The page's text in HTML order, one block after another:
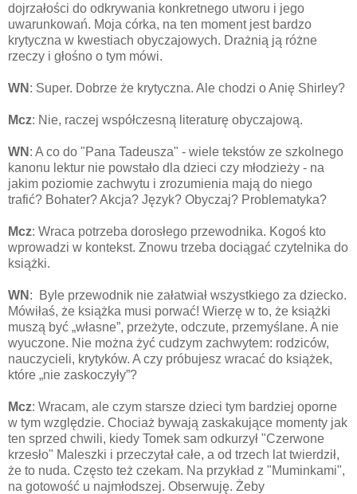
dojrzałości do odkrywania konkretnego utworu i jego
uwarunkowań. Moja córka, na ten moment jest bardzo
krytyczna w kwestiach obyczajowych. Drażnią ją różne
rzeczy i głośno o tym mówi.
WN : Super. Dobrze że krytyczna. Ale chodzi o Anię Shirley?
Mcz: Nie, raczej współczesną literaturę obyczajową.
WN : A co do "Pana Tadeusza" - wiele tekstów ze szkolnego
kanonu lektur nie powstało dla dzieci czy młodzieży - na
jakim poziomie zachwytu i zrozumienia mają do niego
trafić? Bohater? Akcja? Język? Obyczaj? Problematyka?
Mcz: Wraca potrzeba dorosłego przewodnika. Kogoś kto
wprowadzi w kontekst. Znowu trzeba dociągać czytelnika do
książki.
WN : Byle przewodnik nie załatwiał wszystkiego za dziecko.
Mówiłaś, że książka musi porwać! Wierzę w to, że książki
muszą być „własne”, przeżyte, odczute, przemyślane. A nie
wyuczone. Nie można żyć cudzym zachwytem: rodziców,
nauczycieli, krytyków. A czy próbujesz wracać do książek,
które „nie zaskoczyły”?
Mcz: Wracam, ale czym starsze dzieci tym bardziej oporne
w tym względzie. Chociaż bywają zaskakujące momenty jak
ten sprzed chwili, kiedy Tomek sam odkurzył "Czerwone
krzesło" Maleszki i przeczytał całe, a od trzech lat twierdził,
że to nuda. Często też czekam. Na przykład z "Muminkami",
na gotowość u najmłodszej. Obserwuję. Żeby